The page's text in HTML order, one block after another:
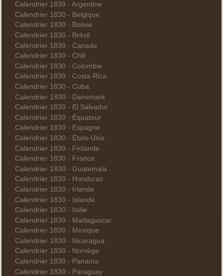
Calendrier 1830 - Argentine
Calendrier 1830 - Belgique
Calendrier 1830 - Bolivie
Calendrier 1830 - Brésil
Calendrier 1830 - Canada
Calendrier 1830 - Chili
Calendrier 1830 - Colombie
Calendrier 1830 - Costa Rica
Calendrier 1830 - Cuba
Calendrier 1830 - Danemark
Calendrier 1830 - El Salvador
Calendrier 1830 - Équateur
Calendrier 1830 - Espagne
Calendrier 1830 - États-Unis
Calendrier 1830 - Finlande
Calendrier 1830 - France
Calendrier 1830 - Guatemala
Calendrier 1830 - Honduras
Calendrier 1830 - Irlande
Calendrier 1830 - Islande
Calendrier 1830 - Italie
Calendrier 1830 - Madagascar
Calendrier 1830 - Mexique
Calendrier 1830 - Nicaragua
Calendrier 1830 - Norvège
Calendrier 1830 - Panama
Calendrier 1830 - Paraguay